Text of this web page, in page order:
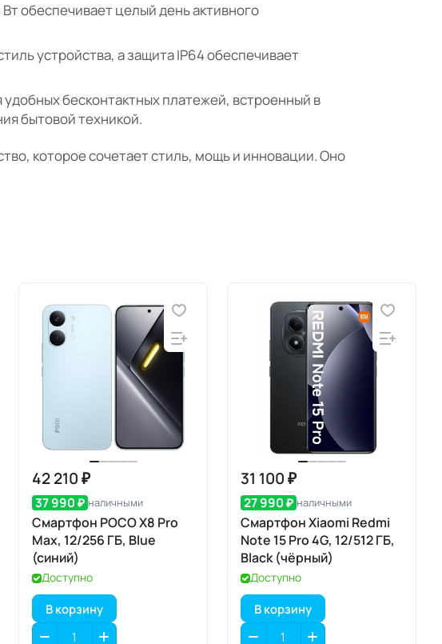
обеспечивает целый день активного
устройства, а защита IP64 обеспечивает
бесконтактных платежей, встроенный в
бытовой техникой.
которое сочетает стиль, мощь и инновации. Оно
42 210 ₽
37 990 ₽ наличными
Смартфон POCO X8 Pro
Max, 12/256 ГБ, Blue
(синий)
Доступно
В корзину
31 100 ₽
27 990 ₽ наличными
Смартфон Xiaomi Redmi
Note 15 Pro 4G, 12/512 ГБ,
Black (чёрный)
Доступно
В корзину